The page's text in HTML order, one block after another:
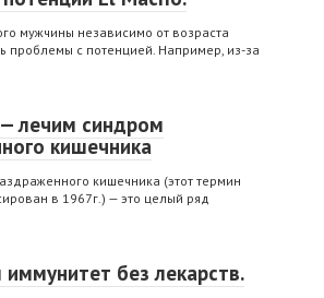
мужчины независимо от возраста
проблемы с потенцией. Например, из-за
лечим синдром
кишечника
кишечника (этот термин
в 1967г.) — это целый ряд
без лекарств.